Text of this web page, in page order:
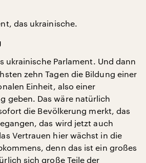
das ukrainische.
ukrainische Parlament. Und dann
zehn Tagen die Bildung einer
Einheit, also einer
geben. Das wäre natürlich
die Bevölkerung merkt, das
das wird jetzt auch
Vertrauen hier wächst in die
denn das ist ein großes
sich große Teile der